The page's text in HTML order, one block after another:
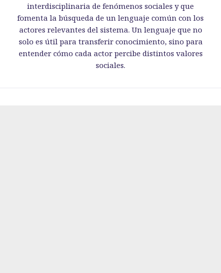
interdisciplinaria de fenómenos sociales y que
fomenta la búsqueda de un lenguaje común con los
actores relevantes del sistema. Un lenguaje que no
solo es útil para transferir conocimiento, sino para
entender cómo cada actor percibe distintos valores
sociales.